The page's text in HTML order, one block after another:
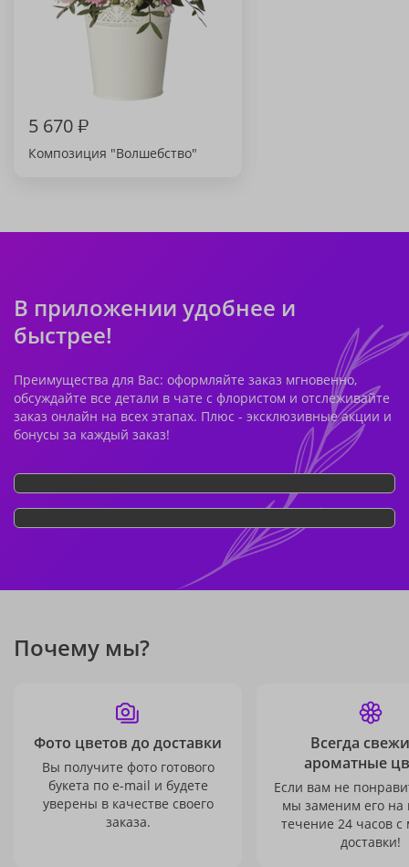
5 670₽
Композиция "Волшебство"
В приложении удобнее и
быстрее!
Преимущества для Вас: оформляйте заказ мгновенно,
обсуждайте все детали в чате с флористом и отслеживайте
заказ онлайн на всех этапах. Плюс - эксклюзивные акции и
бонусы за каждый заказ!
Почему мы?
Фото цветов до доставки
Вы получите фото готового
букета по e-mail и будете
уверены в качестве своего
заказа.
Всегда
ароматные
Если вам не
мы заменим его на
течение 24 часов с
доставки!